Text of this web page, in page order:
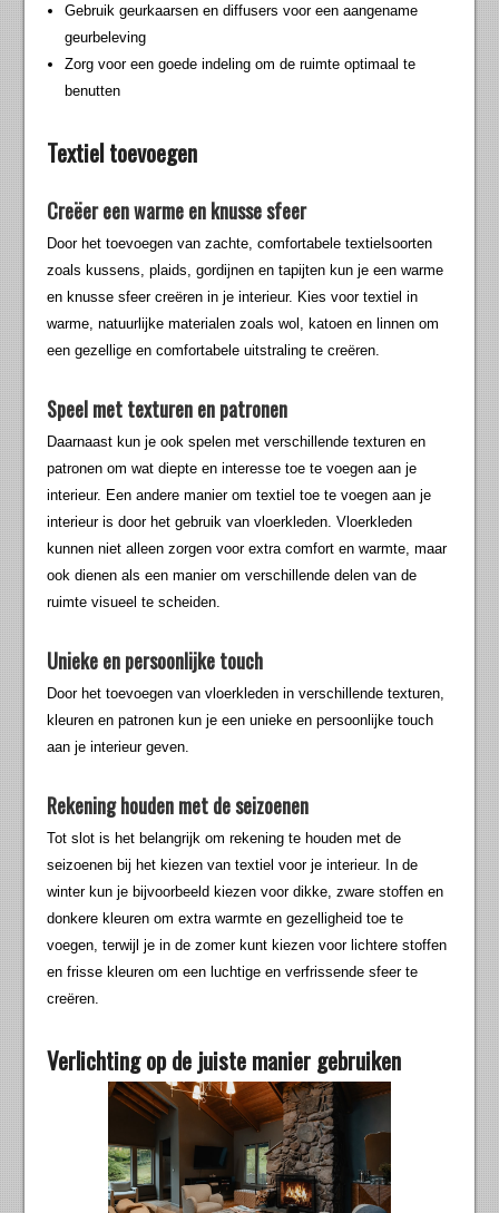
Gebruik geurkaarsen en diffusers voor een aangename
geurbeleving
Zorg voor een goede indeling om de ruimte optimaal te
benutten
Textiel toevoegen
Creëer een warme en knusse sfeer
Door het toevoegen van zachte, comfortabele textielsoorten
zoals kussens, plaids, gordijnen en tapijten kun je een warme
en knusse sfeer creëren in je interieur. Kies voor textiel in
warme, natuurlijke materialen zoals wol, katoen en linnen om
een gezellige en comfortabele uitstraling te creëren.
Speel met texturen en patronen
Daarnaast kun je ook spelen met verschillende texturen en
patronen om wat diepte en interesse toe te voegen aan je
interieur. Een andere manier om textiel toe te voegen aan je
interieur is door het gebruik van vloerkleden. Vloerkleden
kunnen niet alleen zorgen voor extra comfort en warmte, maar
ook dienen als een manier om verschillende delen van de
ruimte visueel te scheiden.
Unieke en persoonlijke touch
Door het toevoegen van vloerkleden in verschillende texturen,
kleuren en patronen kun je een unieke en persoonlijke touch
aan je interieur geven.
Rekening houden met de seizoenen
Tot slot is het belangrijk om rekening te houden met de
seizoenen bij het kiezen van textiel voor je interieur. In de
winter kun je bijvoorbeeld kiezen voor dikke, zware stoffen en
donkere kleuren om extra warmte en gezelligheid toe te
voegen, terwijl je in de zomer kunt kiezen voor lichtere stoffen
en frisse kleuren om een luchtige en verfrissende sfeer te
creëren.
Verlichting op de juiste manier gebruiken